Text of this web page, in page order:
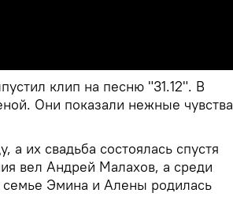
клип на песню "31.12". В
Они показали нежные чувства
а их свадьба состоялась спустя
вел Андрей Малахов, а среди
Эмина и Алены родилась